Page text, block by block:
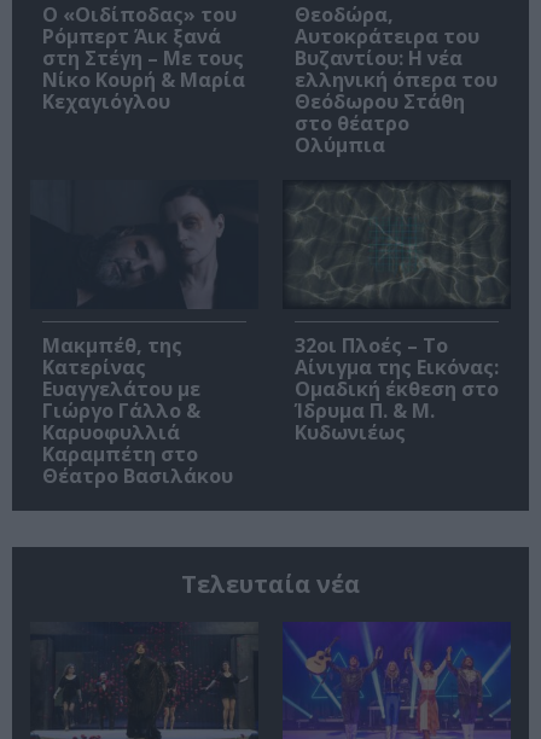
O «Οιδίποδας» του
Ρόμπερτ Άικ ξανά
στη Στέγη – Με τους
Νίκο Κουρή & Μαρία
Κεχαγιόγλου
Θεοδώρα,
Αυτοκράτειρα του
Βυζαντίου: Η νέα
ελληνική όπερα του
Θεόδωρου Στάθη
στο θέατρο
Ολύμπια
Μακμπέθ, της
Κατερίνας
Ευαγγελάτου με
Γιώργο Γάλλο &
Καρυοφυλλιά
Καραμπέτη στο
Θέατρο Βασιλάκου
32οι Πλοές – Το
Αίνιγμα της Εικόνας:
Ομαδική έκθεση στο
Ίδρυμα Π. & Μ.
Κυδωνιέως
Τελευταία νέα